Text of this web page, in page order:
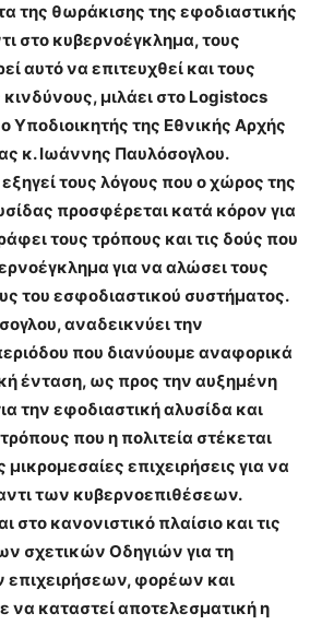
της θωράκισης της εφοδιαστικής
στο κυβερνοέγκλημα, τους
αυτό να επιτευχθεί και τους
μιλάει στο Logistocs
ο Υποδιοικητής της Εθνικής Αρχής
κ. Ιωάννης Παυλόσογλου.
τους λόγους που ο χώρος της
προσφέρεται κατά κόρον για
τους τρόπους και τις δούς που
για να αλώσει τους
του εσφοδιαστικού συστήματος.
αναδεικνύει την
που διανύουμε αναφορικά
ένταση, ως προς την αυξημένη
την εφοδιαστική αλυσίδα και
που η πολιτεία στέκεται
μικρομεσαίες επιχειρήσεις για να
των κυβερνοεπιθέσεων.
στο κανονιστικό πλαίσιο και τις
σχετικών Οδηγιών για τη
φορέων και
να καταστεί αποτελεσματική η